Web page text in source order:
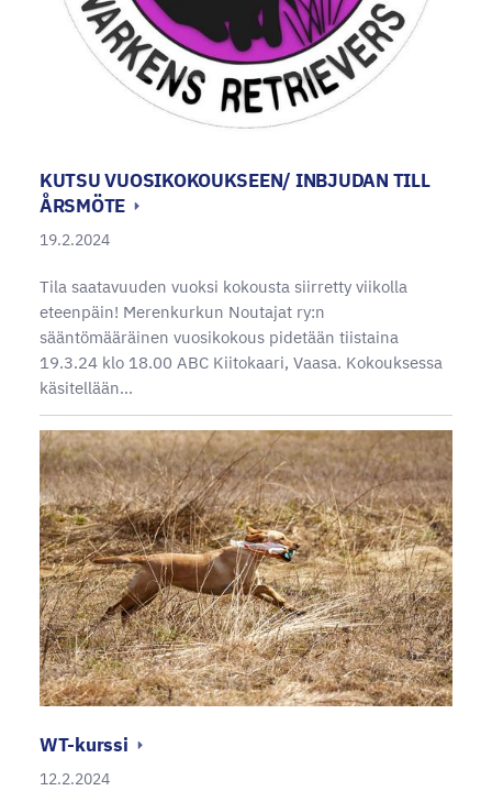
KUTSU VUOSIKOKOUKSEEN/ INBJUDAN TILL
ÅRSMÖTE
19.2.2024
Tila saatavuuden vuoksi kokousta siirretty viikolla
eteenpäin! Merenkurkun Noutajat ry:n
sääntömääräinen vuosikokous pidetään tiistaina
19.3.24 klo 18.00 ABC Kiitokaari, Vaasa. Kokouksessa
käsitellään…
WT-kurssi
12.2.2024